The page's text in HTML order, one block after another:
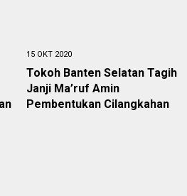
15 OKT 2020
Tokoh Banten Selatan Tagih
Janji Ma’ruf Amin
Pembentukan Cilangkahan